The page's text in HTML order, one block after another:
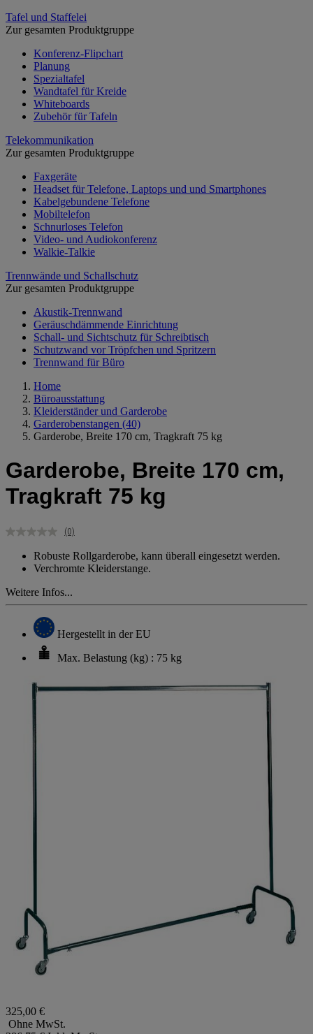
Tafel und Staffelei
Zur gesamten Produktgruppe
Konferenz-Flipchart
Planung
Spezialtafel
Wandtafel für Kreide
Whiteboards
Zubehör für Tafeln
Telekommunikation
Zur gesamten Produktgruppe
Faxgeräte
Headset für Telefone, Laptops und und Smartphones
Kabelgebundene Telefone
Mobiltelefon
Schnurloses Telefon
Video- und Audiokonferenz
Walkie-Talkie
Trennwände und Schallschutz
Zur gesamten Produktgruppe
Akustik-Trennwand
Geräuschdämmende Einrichtung
Schall- und Sichtschutz für Schreibtisch
Schutzwand vor Tröpfchen und Spritzern
Trennwand für Büro
Home
Büroausstattung
Kleiderständer und Garderobe
Garderobenstangen (40)
Garderobe, Breite 170 cm, Tragkraft 75 kg
Garderobe, Breite 170 cm,
Tragkraft 75 kg
Kein
Link
auf
Seite.
(0)
Robuste Rollgarderobe, kann überall eingesetzt werden.
Verchromte Kleiderstange.
Weitere Infos...
Hergestellt in der EU
Max. Belastung (kg) : 75 kg
325,00 €
Ohne MwSt.